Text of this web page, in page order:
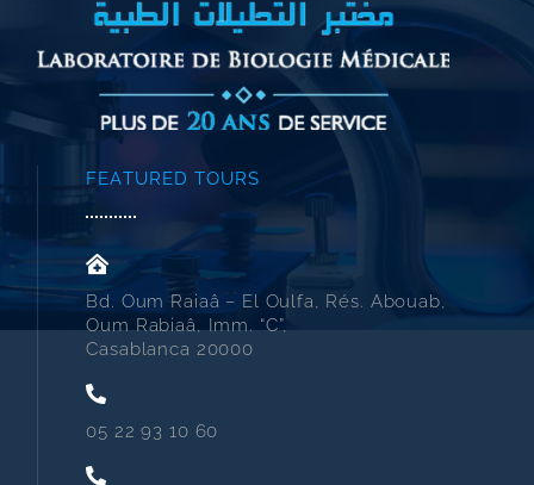
FEATURED TOURS
Bd. Oum Raiaâ – El Oulfa, Rés. Abouab,
Oum Rabiaâ, Imm. “C”,
Casablanca 20000
05 22 93 10 60